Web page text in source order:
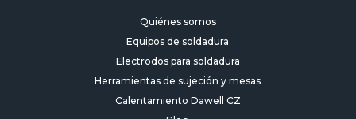
Quiénes somos
Equipos de soldadura
Electrodos para soldadura
Herramientas de sujeción y mesas
Calentamiento Dawell CZ